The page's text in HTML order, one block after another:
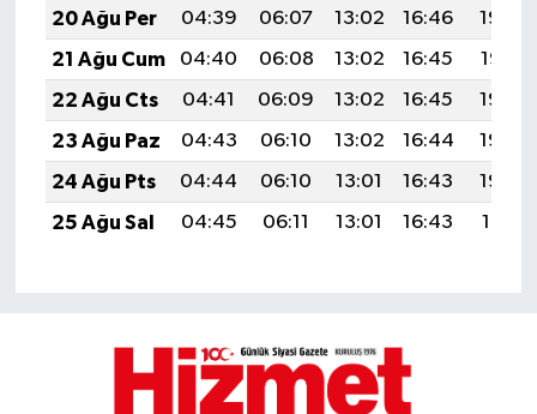
20 Ağu Per
04:39 06:07 13:02 16:46
19:48
21 Ağu Cum
04:40 06:08 13:02 16:45
19:47
22 Ağu Cts
04:41 06:09 13:02 16:45
19:45
23 Ağu Paz
04:43 06:10 13:02 16:44
19:44
24 Ağu Pts
04:44 06:10 13:01 16:43
19:43
25 Ağu Sal
04:45 06:11 13:01 16:43 19:41